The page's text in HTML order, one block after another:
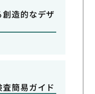
造的なデザ
簡易ガイド